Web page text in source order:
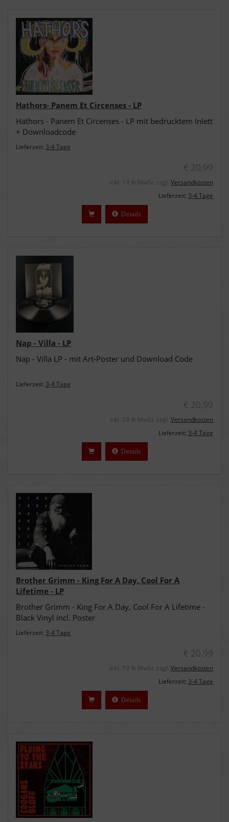
Hathors- Panem Et Circenses - LP
Hathors - Panem Et Circenses - LP mit bedrucktem Inlett
+ Downloadcode
Lieferzeit: 3-4 Tage
€ 20,99
inkl. 19 % MwSt. zzgl. Versandkosten
Lieferzeit: 3-4 Tage
Details
Nap - Villa - LP
Nap - Villa LP - mit Art-Poster und Download Code
Lieferzeit: 3-4 Tage
€ 20,99
inkl. 19 % MwSt. zzgl. Versandkosten
Lieferzeit: 3-4 Tage
Details
Brother Grimm - King For A Day, Cool For A
Lifetime - LP
Brother Grimm - King For A Day, Cool For A Lifetime -
Black Vinyl incl. Poster
Lieferzeit: 3-4 Tage
€ 20,99
inkl. 19 % MwSt. zzgl. Versandkosten
Lieferzeit: 3-4 Tage
Details